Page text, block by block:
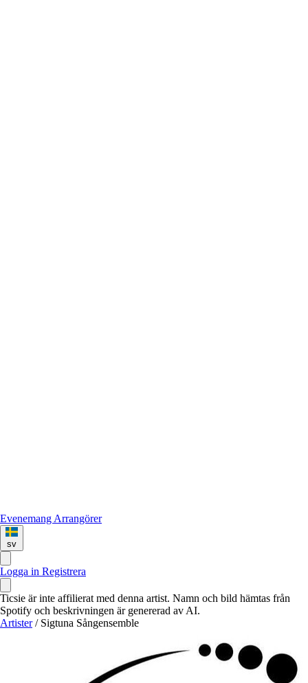
Evenemang Arrangörer
sv
Logga in Registrera
Ticsie är inte affilierat med denna artist. Namn och bild hämtas från
Spotify och beskrivningen är genererad av AI.
Artister / Sigtuna Sångensemble